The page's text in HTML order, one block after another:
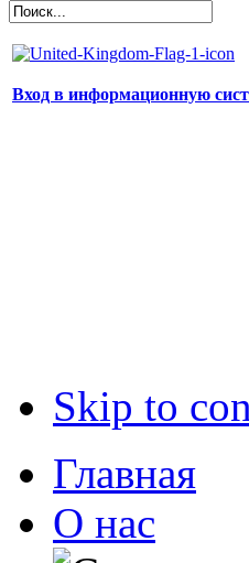
Вход в информационную
Skip to
Главная
О нас